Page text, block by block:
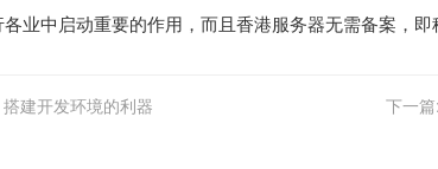
业中启动重要的作用，而且香港服务器无需备案，即
建开发环境的利器 下一篇: